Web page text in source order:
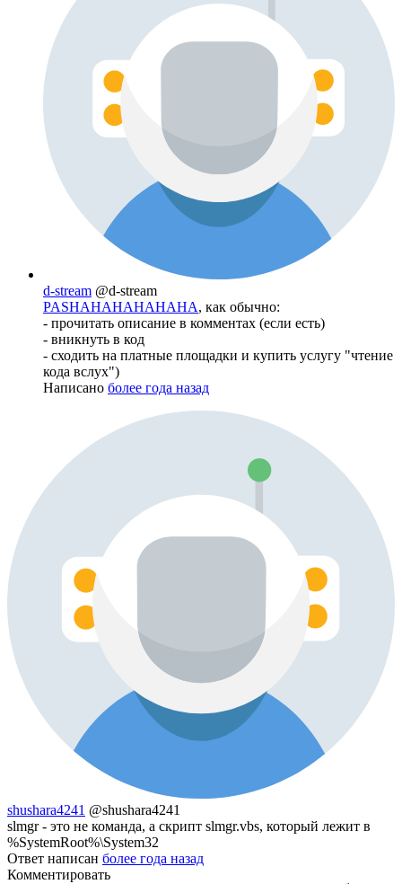
d-stream @d-stream
PASHAHAHAHAHAHA, как обычно:
- прочитать описание в комментах (если есть)
- вникнуть в код
- сходить на платные площадки и купить услугу "чтение
кода вслух")
Написано более года назад
shushara4241 @shushara4241
slmgr - это не команда, а скрипт slmgr.vbs, который лежит в
%SystemRoot%\System32
Ответ написан более года назад
Комментировать